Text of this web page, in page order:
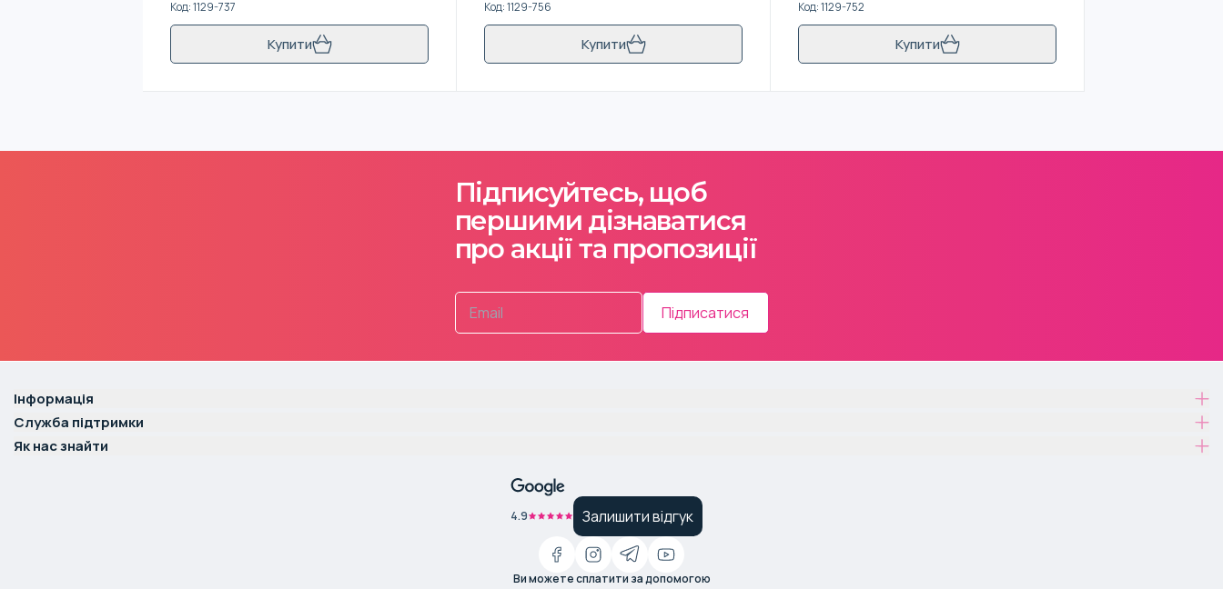
Код:1129-737
Купити
Код:1129-756
Купити
Код:1129-752
Купити
Підписуйтесь, щоб
першими дізнаватися
про акції та пропозиції
Підписатися
Інформація
Служба підтримки
Як нас знайти
4.9 Залишити відгук
Ви можете сплатити за допомогою